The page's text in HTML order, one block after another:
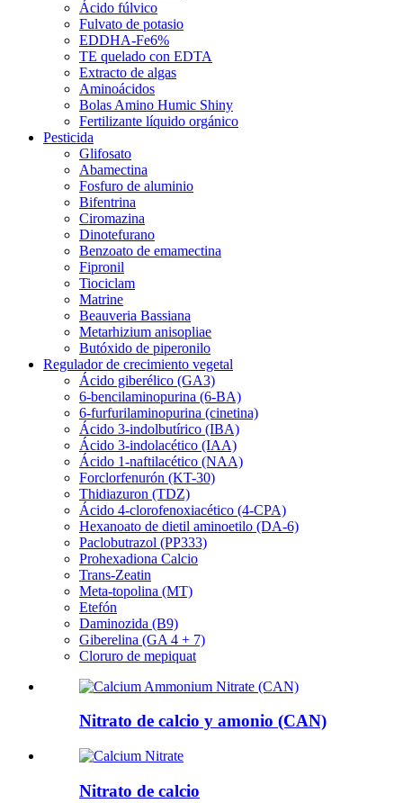
Ácido fúlvico
Fulvato de potasio
EDDHA-Fe6%
TE quelado con EDTA
Extracto de algas
Aminoácidos
Bolas Amino Humic Shiny
Fertilizante líquido orgánico
Pesticida
Glifosato
Abamectina
Fosfuro de aluminio
Bifentrina
Ciromazina
Dinotefurano
Benzoato de emamectina
Fipronil
Tiociclam
Matrine
Beauveria Bassiana
Metarhizium anisopliae
Butóxido de piperonilo
Regulador de crecimiento vegetal
Ácido giberélico (GA3)
6-bencilaminopurina (6-BA)
6-furfurilaminopurina (cinetina)
Ácido 3-indolbutírico (IBA)
Ácido 3-indolacético (IAA)
Ácido 1-naftilacético (NAA)
Forclorfenurón (KT-30)
Thidiazuron (TDZ)
Ácido 4-clorofenoxiacético (4-CPA)
Hexanoato de dietil aminoetilo (DA-6)
Paclobutrazol (PP333)
Prohexadiona Calcio
Trans-Zeatin
Meta-topolina (MT)
Etefón
Daminozida (B9)
Giberelina (GA 4 + 7)
Cloruro de mepiquat
Nitrato de calcio y amonio (CAN)
Nitrato de calcio